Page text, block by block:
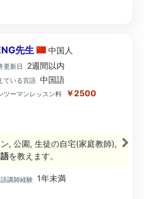
先生 中国 人
更新日 2週間以内
ている言語 中国語
ツーマンレッスン料 ￥2500
, 公園, 生徒の自宅(家庭教師),
を教えます。
講師経験 1年未満